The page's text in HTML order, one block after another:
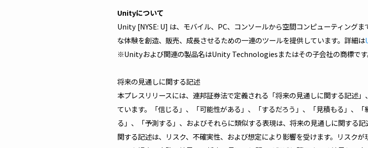
Unityについて
Unity [NYSE: U] は、モバイル、PC、コンソールから空間コンピューティング
な体験を創造、販売、成長させるための一連のツールを提供しています。詳細は
※Unityおよび関連の製品名はUnity Technologiesまたはその子会社の商標です
将来の見通しに関する記述
本プレスリリースには、連邦証券法で定義される「将来の見通しに関する記述
ています。「信じる」、「可能性がある」、「するだろう」、「見積もる」、
る」、「予測する」、およびそれらに類似する表現は、将来の見通しに関する
関する記述は、リスク、不確実性、および想定により影響を受けます。リスク